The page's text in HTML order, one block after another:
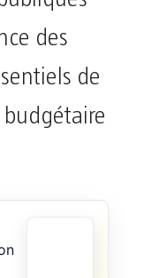
des
de